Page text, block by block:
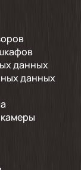
данных
данных